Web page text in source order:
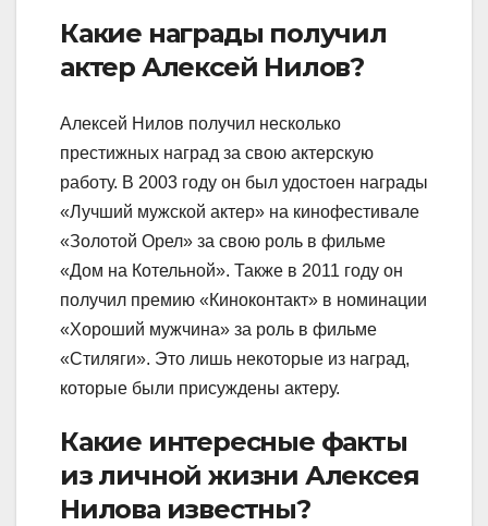
Какие награды получил
актер Алексей Нилов?
Алексей Нилов получил несколько
престижных наград за свою актерскую
работу. В 2003 году он был удостоен награды
«Лучший мужской актер» на кинофестивале
«Золотой Орел» за свою роль в фильме
«Дом на Котельной». Также в 2011 году он
получил премию «Киноконтакт» в номинации
«Хороший мужчина» за роль в фильме
«Стиляги». Это лишь некоторые из наград,
которые были присуждены актеру.
Какие интересные факты
из личной жизни Алексея
Нилова известны?